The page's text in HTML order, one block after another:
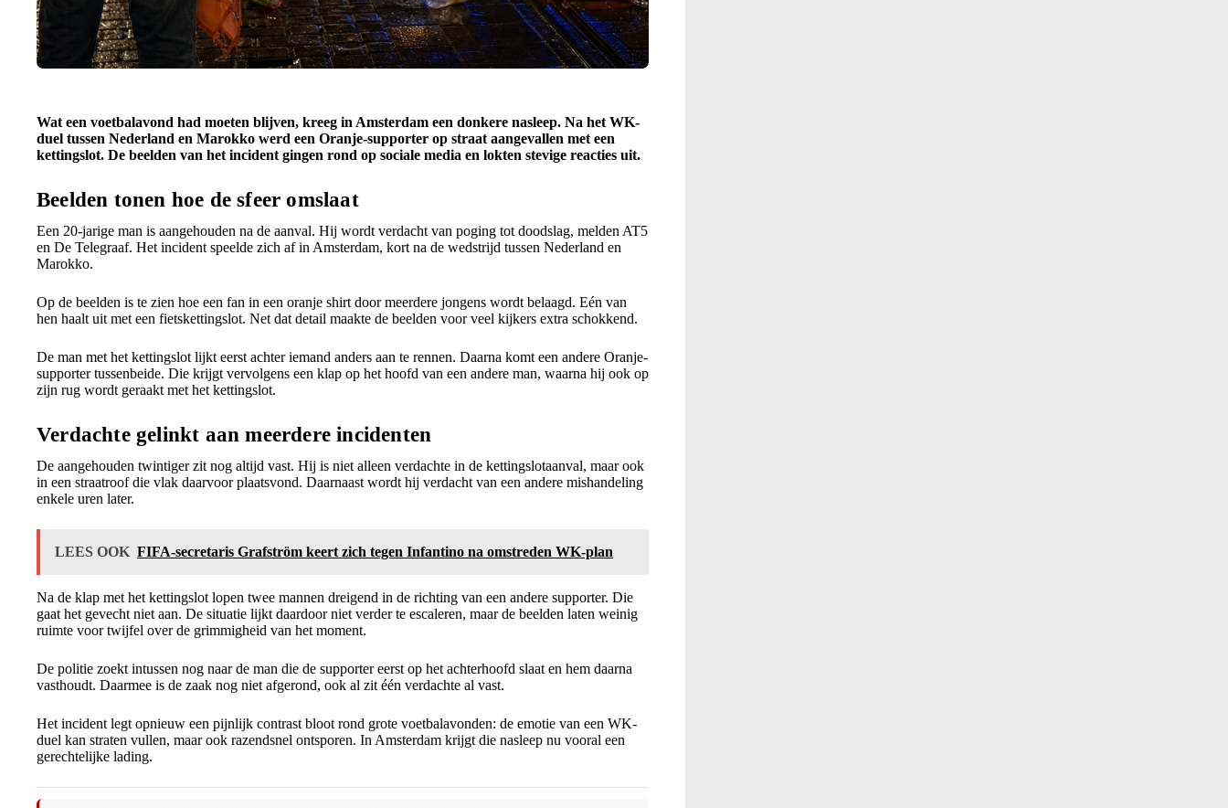
Wat een voetbalavond had moeten blijven, kreeg in Amsterdam een donkere nasleep. Na het WK-
duel tussen Nederland en Marokko werd een Oranje-supporter op straat aangevallen met een
kettingslot. De beelden van het incident gingen rond op sociale media en lokten stevige reacties uit.
Beelden tonen hoe de sfeer omslaat
Een 20-jarige man is aangehouden na de aanval. Hij wordt verdacht van poging tot doodslag, melden AT5
en De Telegraaf. Het incident speelde zich af in Amsterdam, kort na de wedstrijd tussen Nederland en
Marokko.
Op de beelden is te zien hoe een fan in een oranje shirt door meerdere jongens wordt belaagd. Eén van
hen haalt uit met een fietskettingslot. Net dat detail maakte de beelden voor veel kijkers extra schokkend.
De man met het kettingslot lijkt eerst achter iemand anders aan te rennen. Daarna komt een andere Oranje-
supporter tussenbeide. Die krijgt vervolgens een klap op het hoofd van een andere man, waarna hij ook op
zijn rug wordt geraakt met het kettingslot.
Verdachte gelinkt aan meerdere incidenten
De aangehouden twintiger zit nog altijd vast. Hij is niet alleen verdachte in de kettingslotaanval, maar ook
in een straatroof die vlak daarvoor plaatsvond. Daarnaast wordt hij verdacht van een andere mishandeling
enkele uren later.
LEES OOK FIFA-secretaris Grafström keert zich tegen Infantino na omstreden WK-plan
Na de klap met het kettingslot lopen twee mannen dreigend in de richting van een andere supporter. Die
gaat het gevecht niet aan. De situatie lijkt daardoor niet verder te escaleren, maar de beelden laten weinig
ruimte voor twijfel over de grimmigheid van het moment.
De politie zoekt intussen nog naar de man die de supporter eerst op het achterhoofd slaat en hem daarna
vasthoudt. Daarmee is de zaak nog niet afgerond, ook al zit één verdachte al vast.
Het incident legt opnieuw een pijnlijk contrast bloot rond grote voetbalavonden: de emotie van een WK-
duel kan straten vullen, maar ook razendsnel ontsporen. In Amsterdam krijgt die nasleep nu vooral een
gerechtelijke lading.